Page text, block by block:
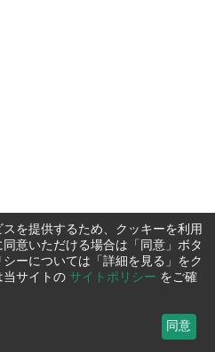
を提供するため、クッキーを利用
意いただける場合は「同意」ボタ
ーについては「詳細を見る」をク
当サイトの サイトポリシー をご確
同意